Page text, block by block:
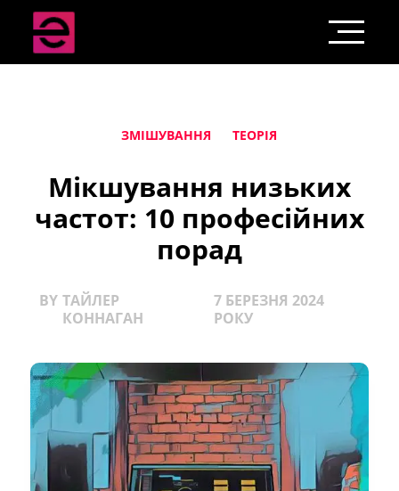
ЗМІШУВАННЯ ТЕОРІЯ
Мікшування низьких
частот: 10 професійних
порад
BY ТАЙЛЕР
КОННАГАН
7 БЕРЕЗНЯ 2024
РОКУ